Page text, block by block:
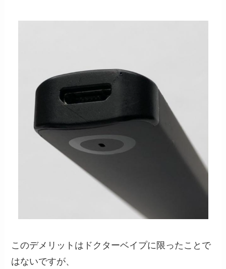
このデメリットはドクターベイプに限ったことで
はないですが、